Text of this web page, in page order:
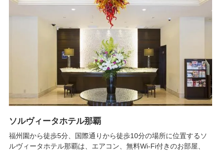
ソルヴィータホテル那覇
福州園から徒歩5分、国際通りから徒歩10分の場所に位置するソ
ルヴィータホテル那覇は、エアコン、無料Wi-Fi付きのお部屋、